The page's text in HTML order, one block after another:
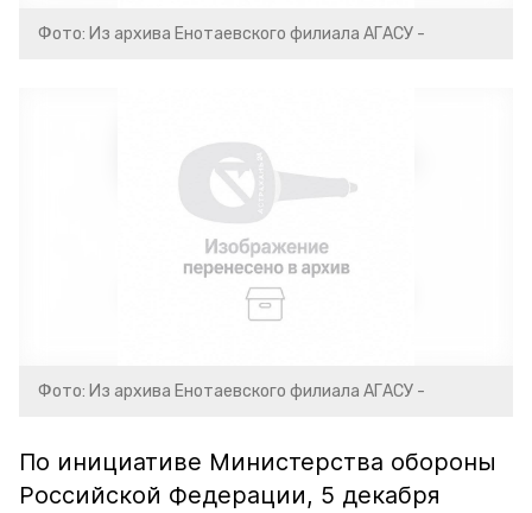
Фото: Из архива Енотаевского филиала АГАСУ -
Фото: Из архива Енотаевского филиала АГАСУ -
По инициативе Министерства обороны
Российской Федерации, 5 декабря